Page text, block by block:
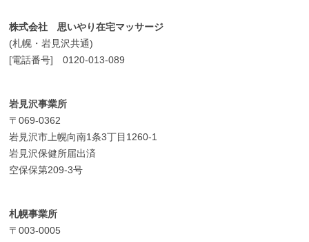
株式会社 思いやり在宅マッサージ
(札幌・岩見沢共通)
[電話番号] 0120-013-089
岩見沢事業所
〒069-0362
岩見沢市上幌向南1条3丁目1260-1
岩見沢保健所届出済
空保保第209-3号
札幌事業所
〒003-0005